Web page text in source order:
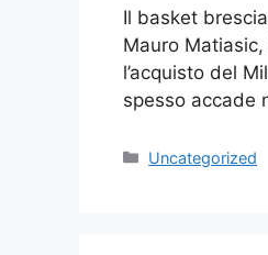
Il basket
Mauro
l’acquisto del
spesso accade
Categories
Uncategorized